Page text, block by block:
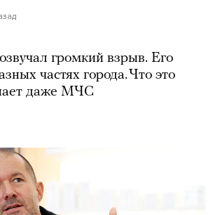
громкий взрыв. Его
частях города. Что это
даже МЧС